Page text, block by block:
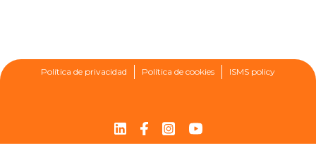
Política de privacidad Política de cookies ISMS policy